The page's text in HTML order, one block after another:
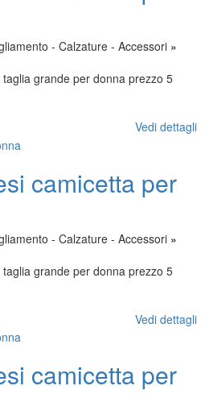
- Calzature - Accessori »
grande per donna prezzo 5
Vedi dettagli
camicetta per
- Calzature - Accessori »
grande per donna prezzo 5
Vedi dettagli
camicetta per